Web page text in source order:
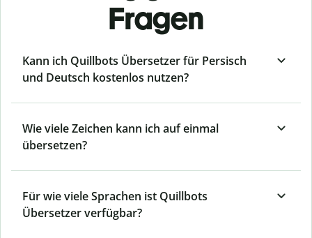
Fragen
Kann ich Quillbots Übersetzer für Persisch
und Deutsch kostenlos nutzen?
Wie viele Zeichen kann ich auf einmal
übersetzen?
Für wie viele Sprachen ist Quillbots
Übersetzer verfügbar?